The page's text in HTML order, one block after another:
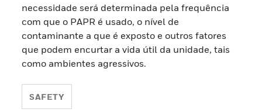
necessidade será determinada pela frequência
com que o PAPR é usado, o nível de
contaminante a que é exposto e outros fatores
que podem encurtar a vida útil da unidade, tais
como ambientes agressivos.
SAFETY